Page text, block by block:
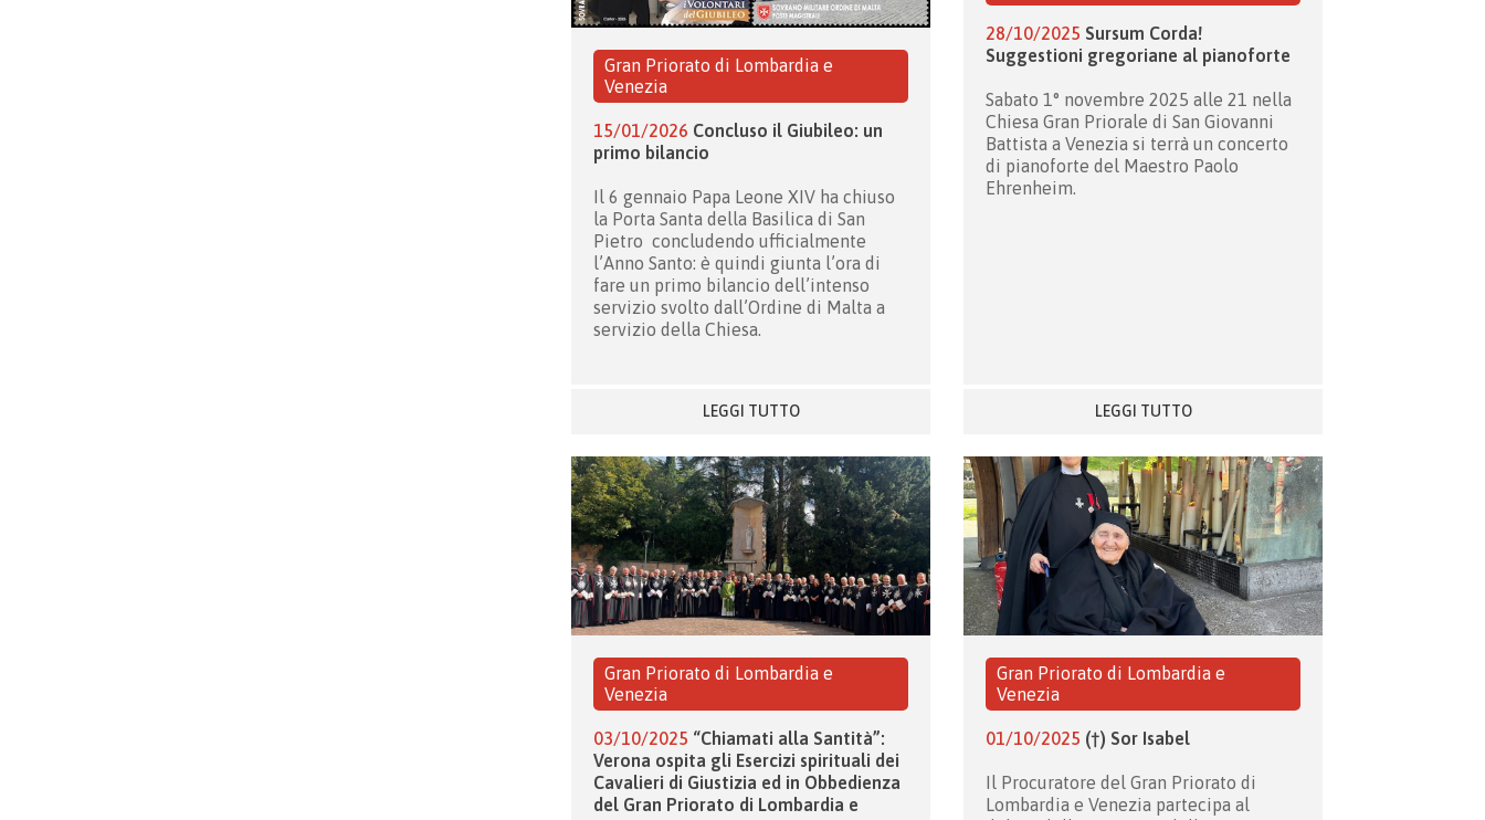
Gran Priorato di Lombardia e
Venezia
15/01/2026 Concluso il Giubileo: un
primo bilancio
Il 6 gennaio Papa Leone XIV ha chiuso
la Porta Santa della Basilica di San
Pietro concludendo ufficialmente
l’Anno Santo: è quindi giunta l’ora di
fare un primo bilancio dell’intenso
servizio svolto dall’Ordine di Malta a
servizio della Chiesa.
LEGGI TUTTO
28/10/2025 Sursum Corda!
Suggestioni gregoriane al pianoforte
Sabato 1° novembre 2025 alle 21 nella
Chiesa Gran Priorale di San Giovanni
Battista a Venezia si terrà un concerto
di pianoforte del Maestro Paolo
Ehrenheim.
LEGGI TUTTO
Gran Priorato di Lombardia e
Venezia
03/10/2025 “Chiamati alla Santità”:
Verona ospita gli Esercizi spirituali dei
Cavalieri di Giustizia ed in Obbedienza
del Gran Priorato di Lombardia e
Gran Priorato di Lombardia e
Venezia
01/10/2025 (†) Sor Isabel
Il Procuratore del Gran Priorato di
Lombardia e Venezia partecipa al